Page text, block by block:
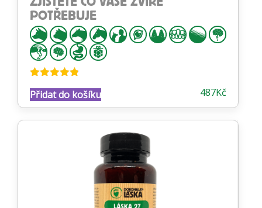
POTŘEBUJE
4.74z 5 487Kč
Přidat do košíku